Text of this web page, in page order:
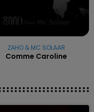
ZAHO & MC SOLAAR
Comme Caroline